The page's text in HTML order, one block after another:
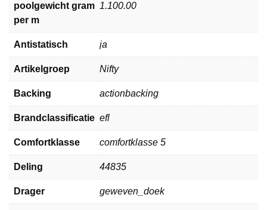
poolgewicht gram
per m
1.100.00
Antistatisch ja
Artikelgroep Nifty
Backing actionbacking
Brandclassificatie efl
Comfortklasse comfortklasse 5
Deling 44835
Drager geweven_doek